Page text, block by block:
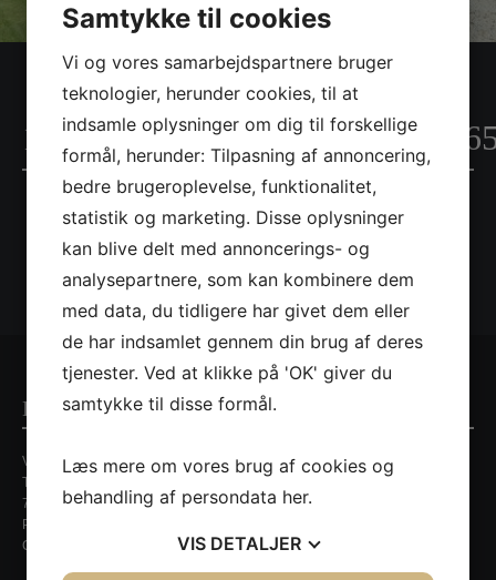
Kontaktinformationer
Villa Nordic
Tirsbækvej 13A
7120 Vejle Ø
Persondatapolitik
CVR. nr. 35648429
Samtykke til cookies
Vi og vores samarbejdspartnere bruger
teknologier, herunder cookies, til at
indsamle oplysninger om dig til forskellige
formål, herunder: Tilpasning af annoncering,
bedre brugeroplevelse, funktionalitet,
statistik og marketing. Disse oplysninger
kan blive delt med annoncerings- og
analysepartnere, som kan kombinere dem
med data, du tidligere har givet dem eller
de har indsamlet gennem din brug af deres
tjenester. Ved at klikke på 'OK' giver du
samtykke til disse formål.
Læs mere om vores brug af cookies og
behandling af persondata her.
VIS DETALJER